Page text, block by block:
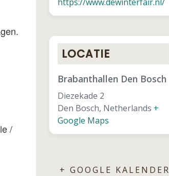
/
LOCATIE
Brabanthallen Den Bosch
Diezekade 2
Den Bosch, Netherlands +
Google Maps
+ GOOGLE KALENDER